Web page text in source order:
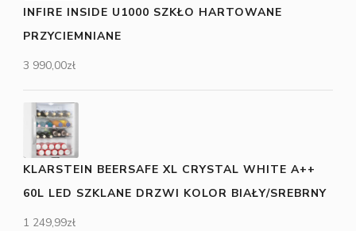
INFIRE INSIDE U1000 SZKŁO HARTOWANE
PRZYCIEMNIANE
3 990,00zł
KLARSTEIN BEERSAFE XL CRYSTAL WHITE A++
60L LED SZKLANE DRZWI KOLOR BIAŁY/SREBRNY
1 249,99zł